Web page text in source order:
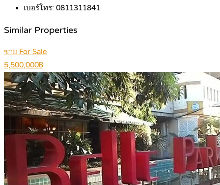
เบอร์โทร: 0811311841
Similar Properties
ขาย For Sale
5,500,000฿